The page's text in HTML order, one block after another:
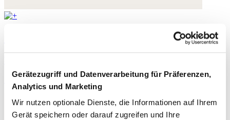
Gerätezugriff und Datenverarbeitung für Präferenzen,
Analytics und Marketing
Wir nutzen optionale Dienste, die Informationen auf Ihrem
Gerät speichern oder darauf zugreifen und Ihre
155,- €